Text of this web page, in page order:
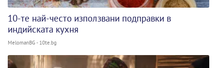
10-те най-често използвани подправки в
индийската кухня
MelomanBG - 10te.bg